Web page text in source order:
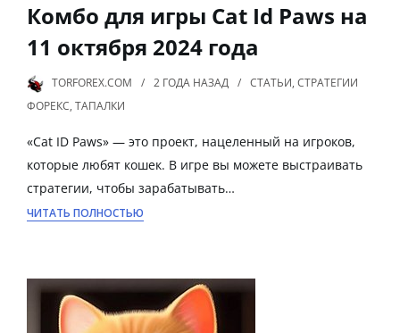
Комбо для игры Cat Id Paws на
11 октября 2024 года
TORFOREX.COM 2 ГОДА НАЗАД СТАТЬИ, СТРАТЕГИИ
ФОРЕКС, ТАПАЛКИ
«Cat ID Paws» — это проект, нацеленный на игроков,
которые любят кошек. В игре вы можете выстраивать
стратегии, чтобы зарабатывать…
ЧИТАТЬ ПОЛНОСТЬЮ